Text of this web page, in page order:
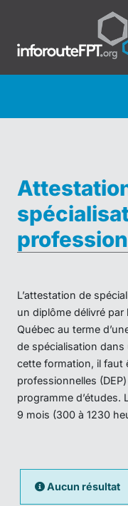
L’attestation de
un diplôme délivré par
Québec au terme
de spécialisation
cette formation, il faut
professionnelles
programme d’études.
9 mois (300 à 1230
Aucun résultat